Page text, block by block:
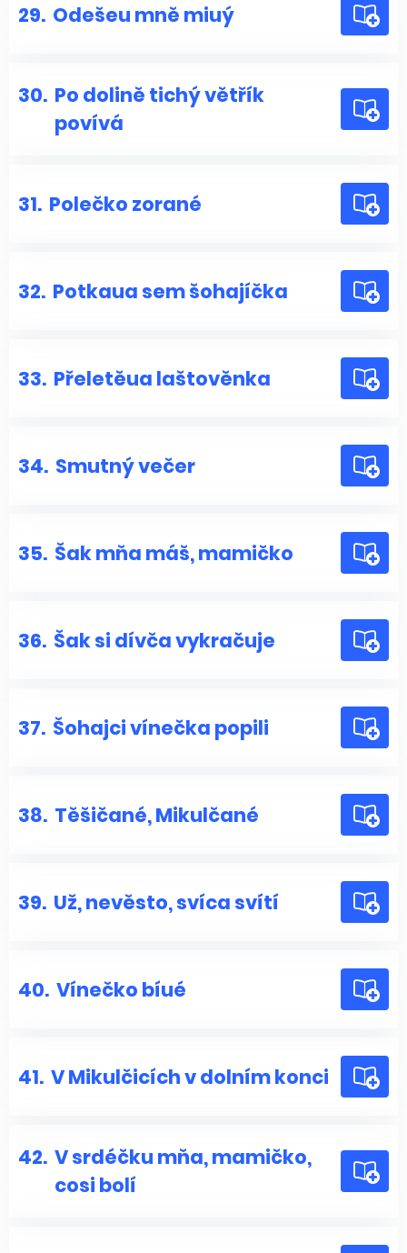
29. Odešeu mně miuý
30. Po dolině tichý větřík
povívá
31. Polečko zorané
32. Potkaua sem šohajíčka
33. Přeletěua laštověnka
34. Smutný večer
35. Šak mňa máš, mamičko
36. Šak si dívča vykračuje
37. Šohajci vínečka popili
38. Těšičané, Mikulčané
39. Už, nevěsto, svíca svítí
40. Vínečko bíué
41. V Mikulčicích v dolním konci
42. V srdéčku mňa, mamičko,
cosi bolí